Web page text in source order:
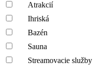
Atrakcií
Ihriská
Bazén
Sauna
Streamovacie služby